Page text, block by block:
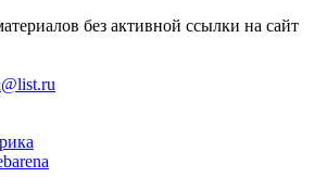
без активной ссылки на сайт